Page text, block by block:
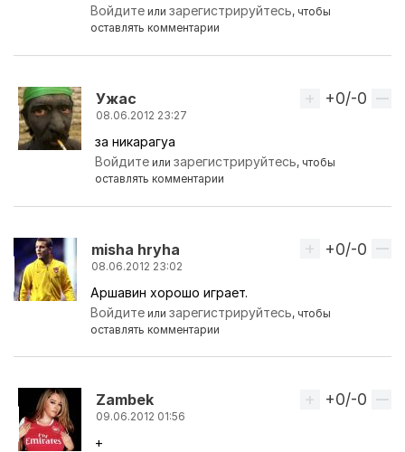
Войдите илизарегистрируйтесь, чтобы
оставлять комментарии
Ужас
08.06.2012 23:27
Ответ на комментарий пользователяMidas
Вверх
+0/-0
за никарагуа
Войдите илизарегистрируйтесь, чтобы
оставлять комментарии
misha hryha
08.06.2012 23:02
Вверх
+0/-0
Аршавин хорошо играет.
Войдите илизарегистрируйтесь, чтобы
оставлять комментарии
Zambek
09.06.2012 01:56
Вверх
+0/-0
+